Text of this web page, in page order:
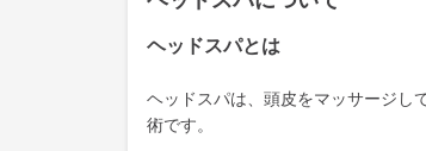
ヘッドスパとは
ヘッドスパは、頭皮をマッサージし
術です。